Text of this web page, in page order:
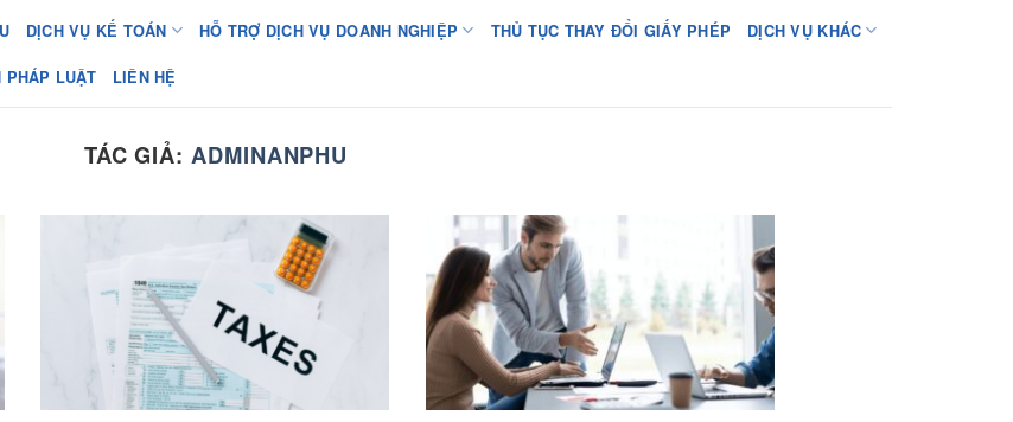
DỊCH VỤ KẾ TOÁN HỖ TRỢ DỊCH VỤ DOANH NGHIỆP THỦ TỤC THAY ĐỔI GIẤY PHÉP DỊCH VỤ KHÁC
PHÁP LUẬT LIÊN HỆ
TÁC GIẢ:ADMINANPHU